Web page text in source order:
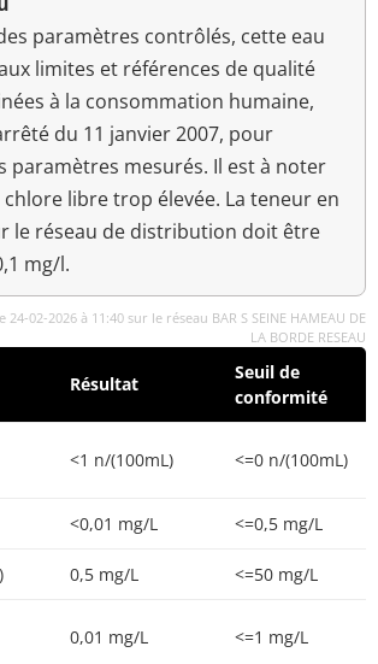
paramètres contrôlés, cette eau
limites et références de qualité
à la consommation humaine,
du 11 janvier 2007, pour
paramètres mesurés. Il est à noter
libre trop élevée. La teneur en
le réseau de distribution doit être
mg/l.
02-2026 à 11:40 sur le réseau BAR S SEINE HAMEAU DE
LA BORDE RESEAU
Résultat
Seuil de
conformité
<1 n/(100mL) <=0 n/(100mL)
<0,01 mg/L <=0,5 mg/L
0,5 mg/L <=50 mg/L
0,01 mg/L <=1 mg/L